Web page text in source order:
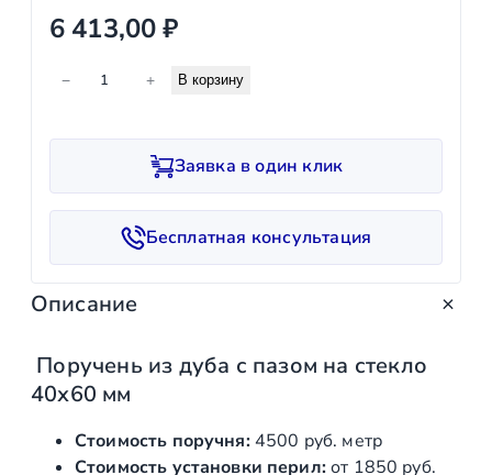
6 413,00₽
е
в
о
о
в
р
а
− + В корзину
Заявка в один клик
Бесплатная консультация
Описание
Поручень из дуба с пазом на стекло
40х60 мм
Стоимость поручня:4500 руб. метр
Стоимость установки перил:от 1850 руб.